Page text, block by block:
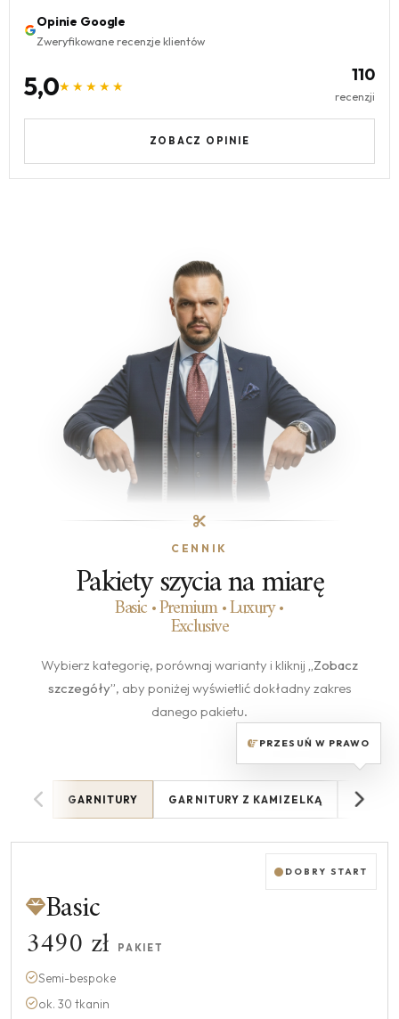
Opinie Google
Zweryfikowane recenzje klientów
5,0★★★★★
110
recenzji
ZOBACZ OPINIE
CENNIK
Pakiety szycia na miarę
Basic • Premium • Luxury •
Exclusive
Wybierz kategorię, porównaj warianty i kliknij „Zobacz
szczegóły”, aby poniżej wyświetlić dokładny zakres
danego pakietu.
GARNITURY GARNITURY Z KAMIZELKĄ
PRZESUŃ W PRAWO
DOBRY START
Basic
3490 zł PAKIET
Semi-bespoke
ok. 30 tkanin